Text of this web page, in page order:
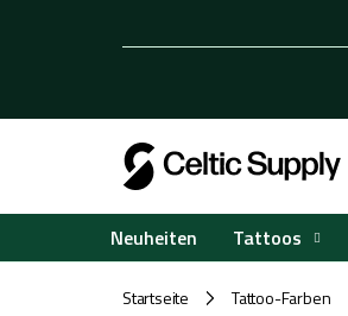
Neuheiten Tattoos
Startseite / Tattoo-Farben